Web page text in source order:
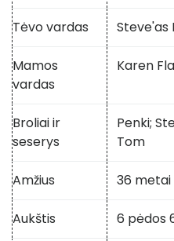
Tėvo vardas Steve'as
Mamos
vardas
Karen
Broliai ir
seserys
Penki;
Tom
Amžius 36 metai
Aukštis 6 pėdos